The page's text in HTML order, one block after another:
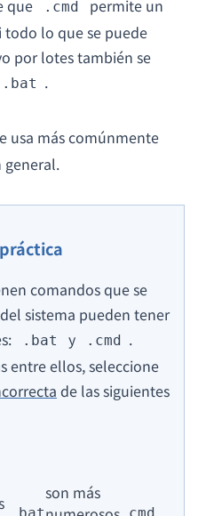
que
.cmd
permite un
todo lo que se puede
por lotes también se
.bat .
usa más comúnmente
general.
comandos que se
sistema pueden tener
.bat y .cmd .
entre ellos, seleccione
de las siguientes
son más